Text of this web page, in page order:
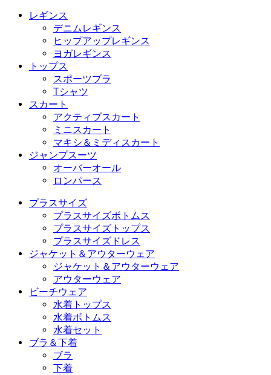
レギンス
デニムレギンス
ヒップアップレギンス
ヨガレギンス
トップス
スポーツブラ
Tシャツ
スカート
アクティブスカート
ミニスカート
マキシ＆ミディスカート
ジャンプスーツ
オーバーオール
ロンパース
プラスサイズ
プラスサイズボトムス
プラスサイズトップス
プラスサイズドレス
ジャケット＆アウターウェア
ジャケット＆アウターウェア
アウターウェア
ビーチウェア
水着トップス
水着ボトムス
水着セット
ブラ＆下着
ブラ
下着